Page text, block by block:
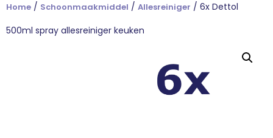
Home / Schoonmaakmiddel / Allesreiniger / 6x Dettol
500ml spray allesreiniger keuken